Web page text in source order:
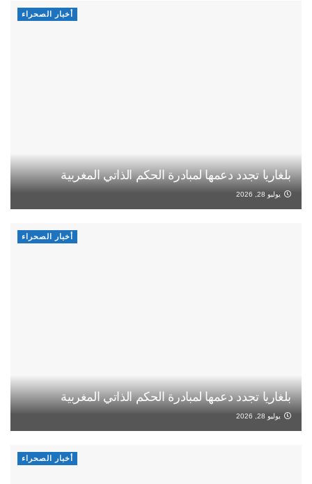
أخبار الصحراء
بلغاريا تجدد دعمها لمبادرة الحكم الذاتي المغربية
يوليو 28, 2026
أخبار الصحراء
بلغاريا تجدد دعمها لمبادرة الحكم الذاتي المغربية
يوليو 28, 2026
أخبار الصحراء